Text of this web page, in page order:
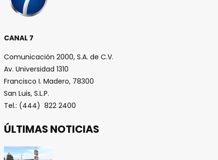
CANAL 7
Comunicación 2000, S.A. de C.V.
Av. Universidad 1310
Francisco I. Madero, 78300
San Luis, S.L.P.
Tel.: (444) 822 2400
ÚLTIMAS NOTICIAS